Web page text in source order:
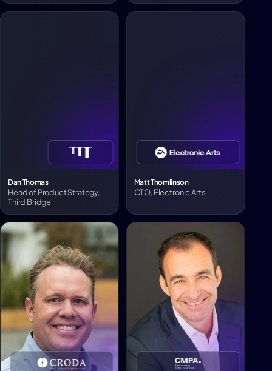
Dan Thomas
Head of Product Strategy,
Third Bridge
Matt Thomlinson
CTO, Electronic Arts